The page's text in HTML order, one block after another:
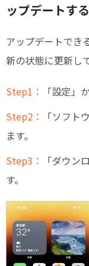
ップデートする
アップデートでき
新の状態に更新し
Step1：
「設定」
Step2：
「ソフト
ます。
Step3：
「ダウン
す。